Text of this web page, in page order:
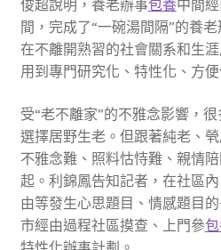
俊超說明，養老辦事包養中間
間，完成了“一碗湯間隔”的養
在不離開熟習的社會關系和生
用到專門研究化、特性化、方
受“老不離家”的不雅念影響，
選擇居野生老。但跟著純老、
不雅念難、照料怙恃難、親情
起。利錦鳳告知記者，在社區
由等發生心思題目、情感題目
市經由過程社區摸查、上門參